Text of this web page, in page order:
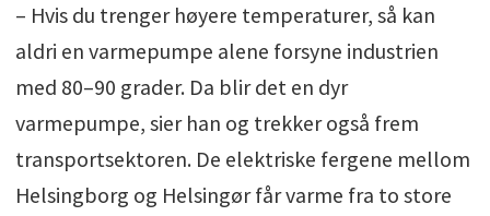
– Hvis du trenger høyere temperaturer, så kan
aldri en varmepumpe alene forsyne industrien
med 80–90 grader. Da blir det en dyr
varmepumpe, sier han og trekker også frem
transportsektoren. De elektriske fergene mellom
Helsingborg og Helsingør får varme fra to store